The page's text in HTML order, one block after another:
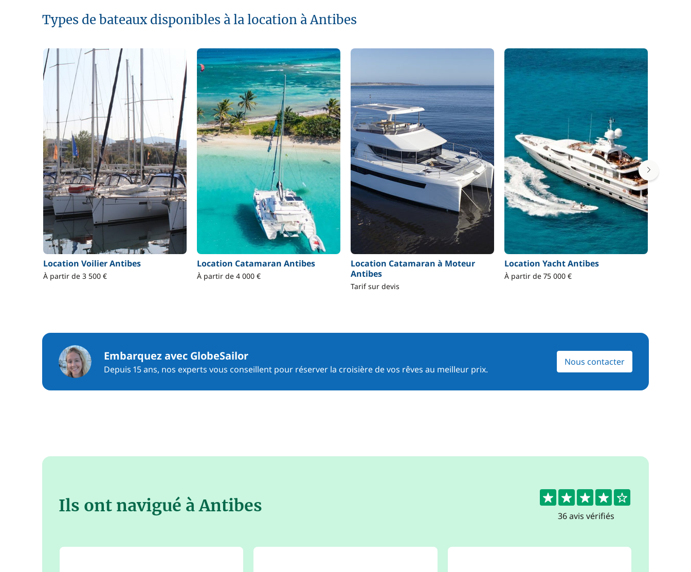
Types de bateaux disponibles à la location à Antibes
Location Voilier Antibes
À partir de 3 500 €
Location Catamaran Antibes
À partir de 4 000 €
Location Catamaran à Moteur
Antibes
Tarif sur devis
Location Yacht Antibes
À partir de 75 000 €
Embarquez avec GlobeSailor
Depuis 15 ans, nos experts vous conseillent pour réserver la croisière de vos rêves au meilleur prix.
Nous contacter
4.3
36 avis vérifiés
Ils ont navigué à Antibes